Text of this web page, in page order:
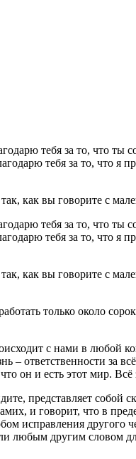
тебя за то, что ты
тебя за то, что
как вы говорите с
тебя за то, что ты
тебя за то, что
как вы говорите с
только около
с нами в любой
ответственности за
он и есть этот мир.
представляет собой
и говорит, что в
исправления другого
любым другим словом